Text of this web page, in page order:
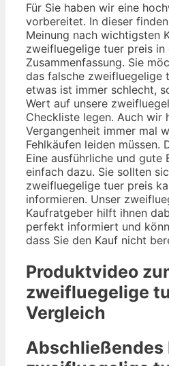
Für Sie haben wir eine
vorbereitet. In dieser
Meinung nach wichtigsten
zweifluegelige tuer preis in
Zusammenfassung. Sie
das falsche zweifluegelige
etwas ist immer schlecht,
Wert auf unsere
Checkliste legen. Auch wir
Vergangenheit immer mal
Fehlkäufen leiden müssen.
Eine ausführliche und gute
einfach dazu. Sie sollten
zweifluegelige tuer preis
informieren. Unser
Kaufratgeber hilft ihnen
perfekt informiert und
dass Sie den Kauf nicht
Produktvideo
zweifluegelige
Vergleich
Abschließendes